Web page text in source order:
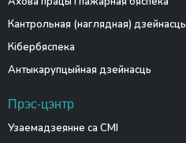
Кантрольная (наглядная) дзейнасць
Кібербяспека
Антыкарупцыйная дзейнасць
Прэс-цэнтр
Узаемадзеянне са СМІ